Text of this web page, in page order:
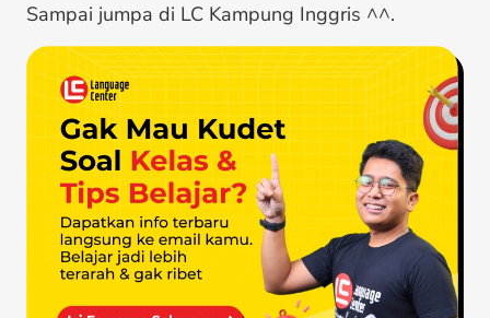
Sampai jumpa di LC Kampung Inggris ^^.